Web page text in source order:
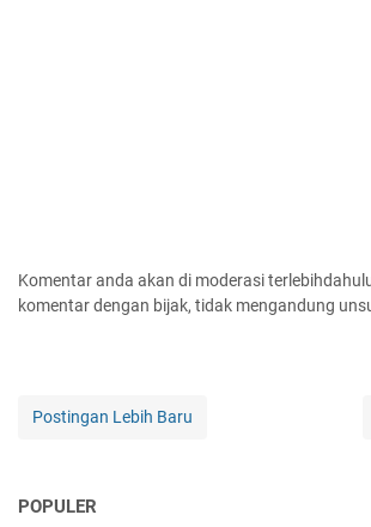
Komentar anda akan di moderasi
komentar dengan bijak, tidak mengandung
Postingan Lebih Baru
POPULER